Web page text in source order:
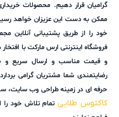
گرامیان قرار دهیم. محصولات
ممکن به دست این عزیزان خواهد
فروشگاه اینترنتی ارس مارکت با
و قیمت مناسب و ارسال سریع و
رضایتمندی شما مشتریان گرامی
حرفه ای در زمینه طراحی وب سایت،
کاکتوس طلاییتمام تلاش خود را